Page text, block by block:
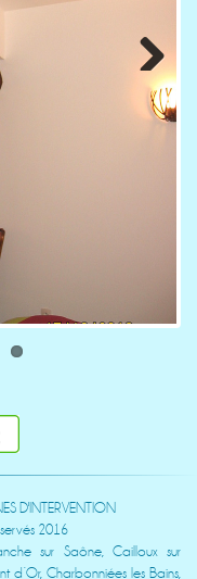
Next
D'INTERVENTION
2016
sur Saône, Cailloux sur
d’Or, Charbonniées les Bains,